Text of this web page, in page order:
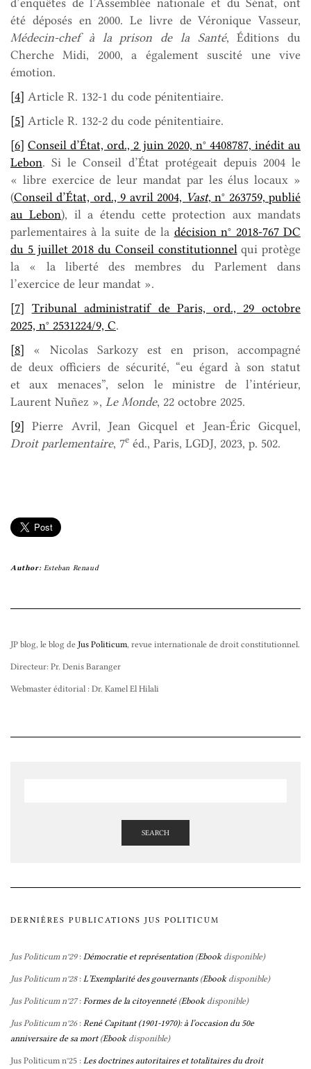
été déposés en 2000. Le livre de Véronique Vasseur,
Médecin-chef à la prison de la Santé, Éditions du
Cherche Midi, 2000, a également suscité une vive
émotion.
[4] Article R. 132-1 du code pénitentiaire.
[5] Article R. 132-2 du code pénitentiaire.
[6] Conseil d’État, ord., 2 juin 2020, n° 4408787, inédit au
Lebon. Si le Conseil d’État protégeait depuis 2004 le
« libre exercice de leur mandat par les élus locaux »
(Conseil d’État, ord., 9 avril 2004, Vast, n° 263759, publié
au Lebon), il a étendu cette protection aux mandats
parlementaires à la suite de la décision n° 2018-767 DC
du 5 juillet 2018 du Conseil constitutionnel qui protège
la « la liberté des membres du Parlement dans
l’exercice de leur mandat ».
[7] Tribunal administratif de Paris, ord., 29 octobre
2025, n° 2531224/9, C.
[8] « Nicolas Sarkozy est en prison, accompagné
de deux officiers de sécurité, “eu égard à son statut
et aux menaces”, selon le ministre de l’intérieur,
Laurent Nuñez », Le Monde, 22 octobre 2025.
[9] Pierre Avril, Jean Gicquel et Jean-Éric Gicquel,
Droit parlementaire, 7e éd., Paris, LGDJ, 2023, p. 502.
Author: Esteban Renaud
JP blog, le blog de Jus Politicum , revue internationale de droit constitutionnel.
Directeur: Pr. Denis Baranger
Webmaster éditorial : Dr. Kamel El Hilali
SEARCH
DERNIÈRES PUBLICATIONS JUS POLITICUM
Jus Politicum n°29: Démocratie et représentation (Ebookdisponible)
Jus Politicum n°28: L’Exemplarité des gouvernants(Ebookdisponible)
Jus Politicum n°27: Formes de la citoyenneté(Ebookdisponible)
Jus Politicum n°26: René Capitant (1901-1970): à l’occasion du 50e
anniversaire de sa mort(Ebookdisponible)
Jus Politicum n°25 : Les doctrines autoritaires et totalitaires du droit